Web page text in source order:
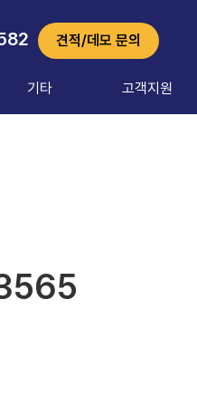
견적/데모 문의
기타 고객지원